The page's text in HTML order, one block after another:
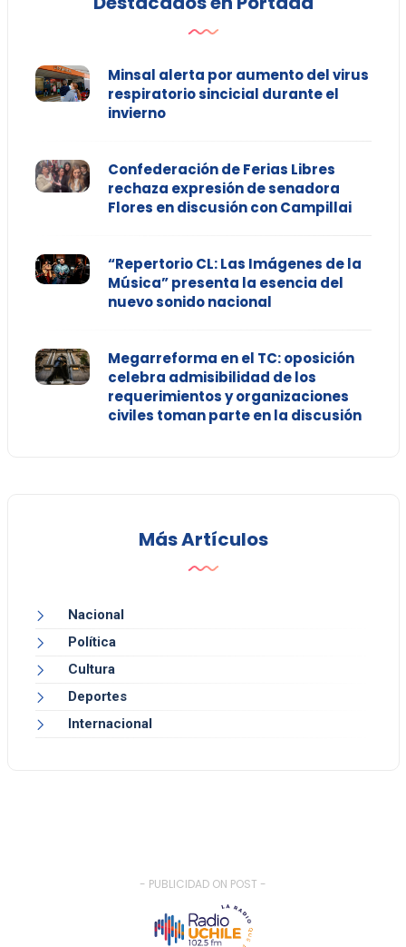
Minsal alerta por aumento del virus
respiratorio sincicial durante el
invierno
Confederación de Ferias Libres
rechaza expresión de senadora
Flores en discusión con Campillai
“Repertorio CL: Las Imágenes de la
Música” presenta la esencia del
nuevo sonido nacional
Megarreforma en el TC: oposición
celebra admisibilidad de los
requerimientos y organizaciones
civiles toman parte en la discusión
Más Artículos
Nacional
Política
Cultura
Deportes
Internacional
- PUBLICIDAD ON POST -